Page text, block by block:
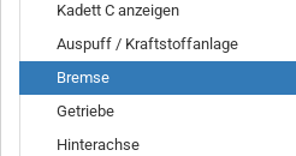
Kadett C anzeigen
Auspuff / Kraftstoffanlage
Bremse
Getriebe
Hinterachse